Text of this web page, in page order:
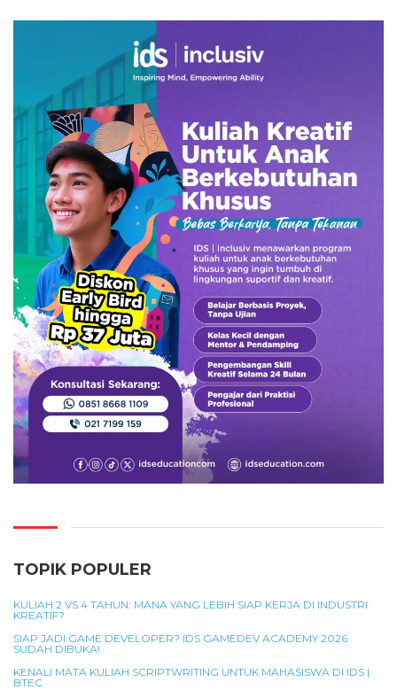
TOPIK POPULER
KULIAH 2 VS 4 TAHUN: MANA YANG LEBIH SIAP KERJA DI INDUSTRI
KREATIF?
SIAP JADI GAME DEVELOPER? IDS GAMEDEV ACADEMY 2026
SUDAH DIBUKA!
KENALI MATA KULIAH SCRIPTWRITING UNTUK MAHASISWA DI IDS |
BTEC